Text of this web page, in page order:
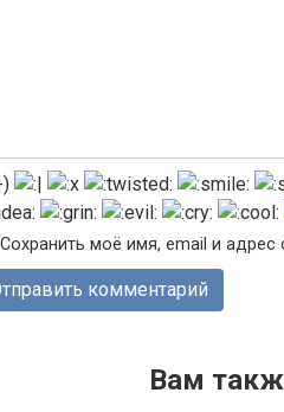
Сохранить моё имя, email и
Вам